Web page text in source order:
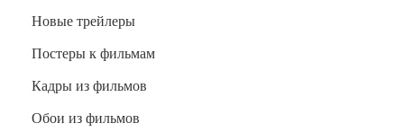
Новые трейлеры
Постеры к фильмам
Кадры из фильмов
Обои из фильмов